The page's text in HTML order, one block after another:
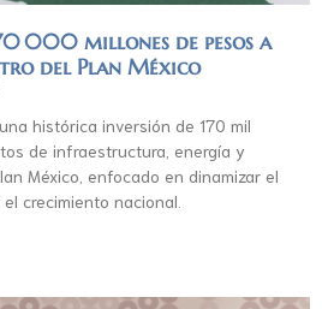
000 millones de pesos a
del Plan México
histórica inversión de 170 mil
de infraestructura, energía y
México, enfocado en dinamizar el
crecimiento nacional.